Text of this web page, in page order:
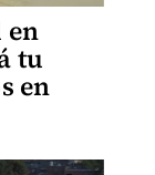
en
tu
en